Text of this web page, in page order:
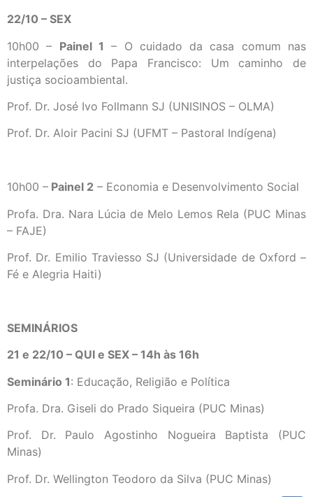
22/10 – SEX
10h00 – Painel 1 – O cuidado da casa comum nas
interpelações do Papa Francisco: Um caminho de
justiça socioambiental.
Prof. Dr. José Ivo Follmann SJ (UNISINOS – OLMA)
Prof. Dr. Aloir Pacini SJ (UFMT – Pastoral Indígena)
10h00 – Painel 2 – Economia e Desenvolvimento Social
Profa. Dra. Nara Lúcia de Melo Lemos Rela (PUC Minas
– FAJE)
Prof. Dr. Emilio Traviesso SJ (Universidade de Oxford –
Fé e Alegria Haiti)
SEMINÁRIOS
21 e 22/10 – QUI e SEX – 14h às 16h
Seminário 1: Educação, Religião e Política
Profa. Dra. Giseli do Prado Siqueira (PUC Minas)
Prof. Dr. Paulo Agostinho Nogueira Baptista (PUC
Minas)
Prof. Dr. Wellington Teodoro da Silva (PUC Minas)